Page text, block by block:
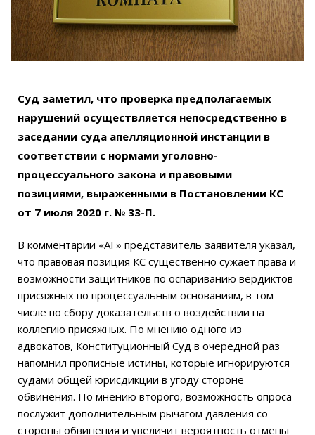
Суд заметил, что проверка предполагаемых
нарушений осуществляется непосредственно в
заседании суда апелляционной инстанции в
соответствии с нормами уголовно-
процессуального закона и правовыми
позициями, выраженными в Постановлении КС
от 7 июля 2020 г. № 33-П.
В комментарии «АГ» представитель заявителя указал,
что правовая позиция КС существенно сужает права и
возможности защитников по оспариванию вердиктов
присяжных по процессуальным основаниям, в том
числе по сбору доказательств о воздействии на
коллегию присяжных. По мнению одного из
адвокатов, Конституционный Суд в очередной раз
напомнил прописные истины, которые игнорируются
судами общей юрисдикции в угоду стороне
обвинения. По мнению второго, возможность опроса
послужит дополнительным рычагом давления со
стороны обвинения и увеличит вероятность отмены